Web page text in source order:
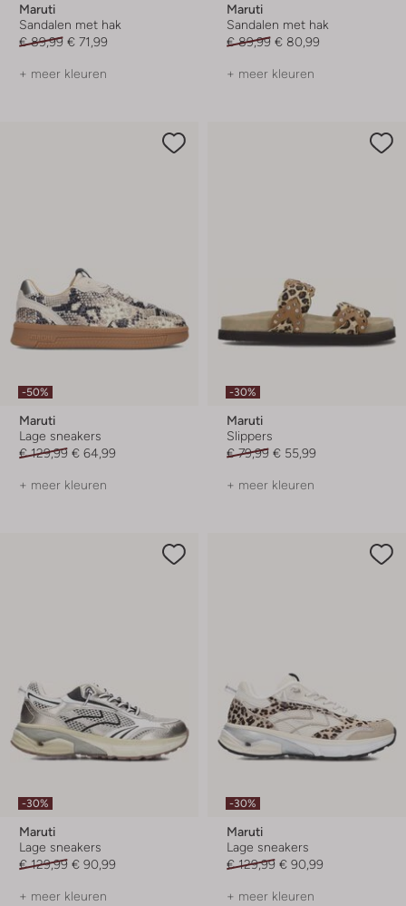
Maruti
Sandalen met hak
€ 89,99 € 71,99
+ meer kleuren
Maruti
Sandalen met hak
€ 89,99 € 80,99
+ meer kleuren
-50%
Maruti
Lage sneakers
€ 129,99 € 64,99
+ meer kleuren
-30%
Maruti
Slippers
€ 79,99 € 55,99
+ meer kleuren
-30%
Maruti
Lage sneakers
€ 129,99 € 90,99
+ meer kleuren
-30%
Maruti
Lage sneakers
€ 129,99 € 90,99
+ meer kleuren